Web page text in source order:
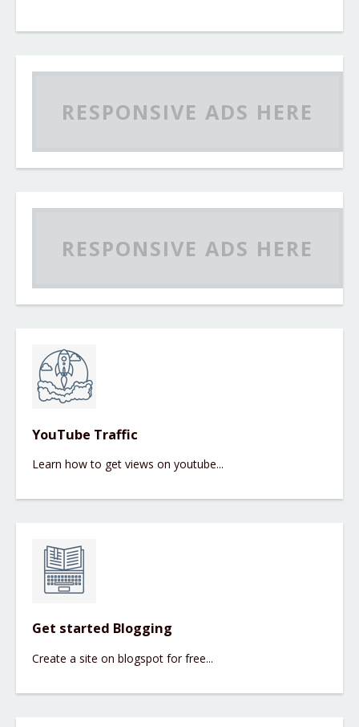
RESPONSIVE ADS HERE
RESPONSIVE ADS HERE
YouTube Traffic
Learn how to get views on youtube...
Get started Blogging
Create a site on blogspot for free...